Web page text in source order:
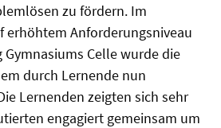
zu fördern. Im
erhöhtem Anforderungsniveau
Celle wurde die
durch Lernende nun
Lernenden zeigten sich sehr
engagiert gemeinsam um